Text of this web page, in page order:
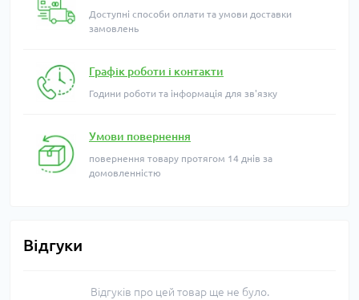
Доступні способи оплати та умови доставки
замовлень
Графік роботи і контакти
Години роботи та інформація для зв'язку
Умови повернення
повернення товару протягом 14 днів за
домовленністю
Відгуки
Відгуків про цей товар ще не було.